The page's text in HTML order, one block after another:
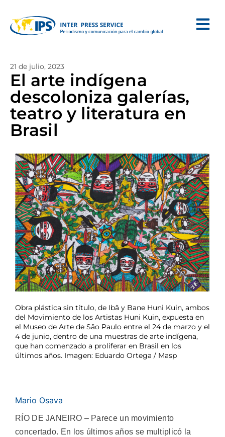
21 de julio, 2023
El arte indígena
descoloniza galerías,
teatro y literatura en
Brasil
Obra plástica sin título, de Ibã y Bane Huni Kuin, ambos
del Movimiento de los Artistas Huni Kuin, expuesta en
el Museo de Arte de São Paulo entre el 24 de marzo y el
4 de junio, dentro de una muestras de arte indígena,
que han comenzado a proliferar en Brasil en los
últimos años. Imagen: Eduardo Ortega / Masp
Mario Osava
RÍO DE JANEIRO – Parece un movimiento
concertado. En los últimos años se multiplicó la